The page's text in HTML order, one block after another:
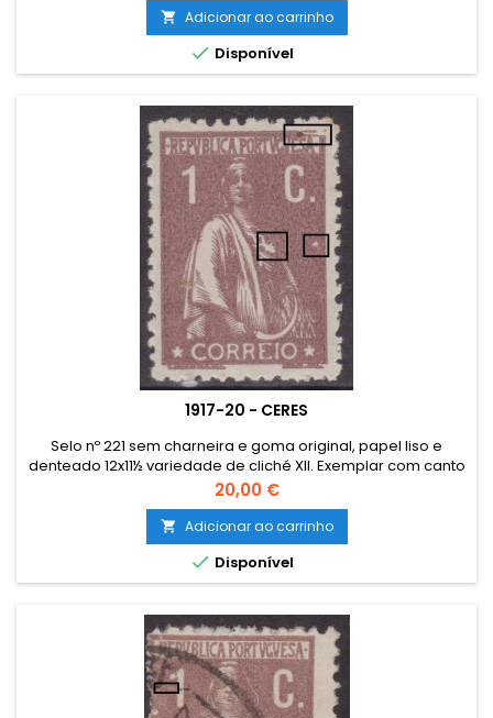
 Adicionar ao carrinho
 Disponível
1917-20 - CERES
Selo nº 221 sem charneira e goma original, papel liso e
denteado 12x11½ variedade de cliché XII. Exemplar com canto
curto.
Preço
20,00 €
 Adicionar ao carrinho
 Disponível